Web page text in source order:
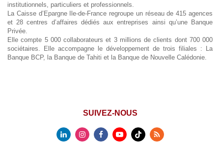
institutionnels, particuliers et professionnels.
La Caisse d’Epargne Ile-de-France regroupe un réseau de 415 agences
et 28 centres d’affaires dédiés aux entreprises ainsi qu’une Banque
Privée.
Elle compte 5 000 collaborateurs et 3 millions de clients dont 700 000
sociétaires. Elle accompagne le développement de trois filiales : La
Banque BCP, la Banque de Tahiti et la Banque de Nouvelle Calédonie.
SUIVEZ-NOUS